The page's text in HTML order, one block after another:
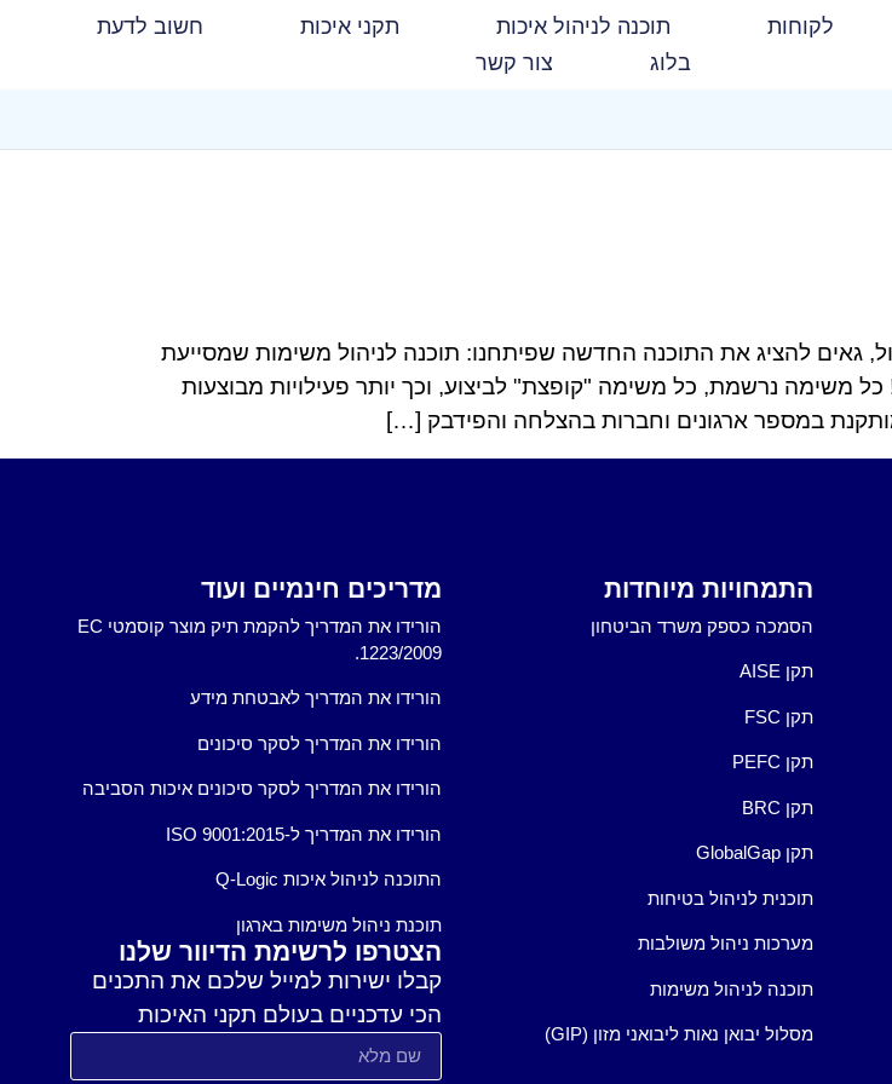
לקוחות תוכנה לניהול איכות תקני איכות
חשוב לדעת
בלוג
צור קשר
גאים להציג את התוכנה החדשה שפיתחנו: תוכנה לניהול משימות שמסייעת
כל משימה נרשמת, כל משימה "קופצת" לביצוע, וכך יותר פעילויות מבוצעות
במספר ארגונים וחברות בהצלחה והפידבק […]
התמחויות מיוחדות
הסמכה כספק משרד הביטחון
תקן AISE
תקן FSC
תקן PEFC
תקן BRC
תקן GlobalGap
תוכנית לניהול בטיחות
מערכות ניהול משולבות
תוכנה לניהול משימות
מסלול יבואן נאות ליבואני מזון (GIP)
מדריכים חינמיים ועוד
הורידו את המדריך להקמת תיק מוצר קוסמטי EC
1223/2009.
הורידו את המדריך לאבטחת מידע
הורידו את המדריך לסקר סיכונים
הורידו את המדריך לסקר סיכונים איכות הסביבה
הורידו את המדריך ל-ISO 9001:2015
התוכנה לניהול איכות Q-Logic
תוכנת ניהול משימות בארגון
הצטרפו לרשימת הדיוור שלנו
קבלו ישירות למייל שלכם את התכנים
הכי עדכניים בעולם תקני האיכות